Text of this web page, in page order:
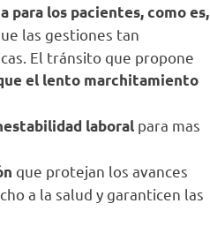
para los pacientes, como es,
las gestiones tan
El tránsito que propone
el lento marchitamiento
laboral para mas
que protejan los avances
a la salud y garanticen las